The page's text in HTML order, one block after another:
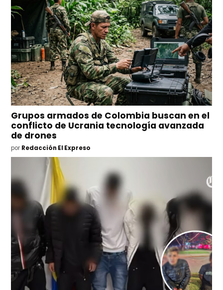
Grupos armados de Colombia buscan en el
conflicto de Ucrania tecnología avanzada
de drones
por Redacción El Expreso